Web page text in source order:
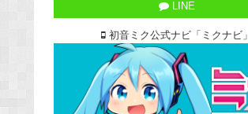
LINE
初音ミク公式ナビ「ミクナビ」